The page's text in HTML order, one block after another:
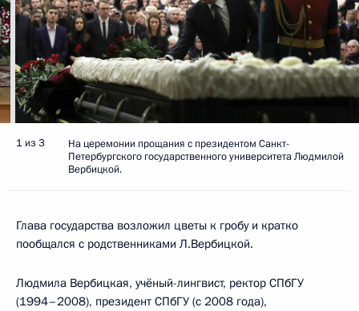
1 из 3
На церемонии прощания с президентом Санкт-
Петербургского государственного университета Людмилой
Вербицкой.
Глава государства возложил цветы к гробу и кратко
пообщался с родственниками Л.Вербицкой.
Людмила Вербицкая, учёный-лингвист, ректор СПбГУ
(1994–2008), президент СПбГУ (с 2008 года),